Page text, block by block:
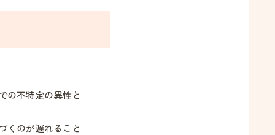
の不特定の異性と
くのが遅れること